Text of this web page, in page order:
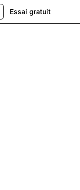
Essai gratuit